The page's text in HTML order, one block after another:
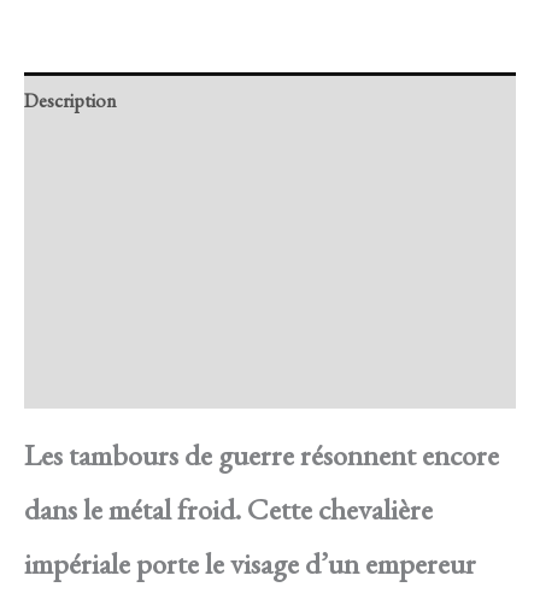
Description
Les tambours de guerre résonnent encore
dans le métal froid. Cette chevalière
impériale porte le visage d’un empereur